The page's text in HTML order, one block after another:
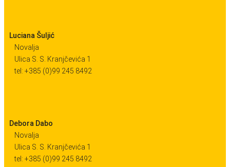
Luciana Šuljić
Novalja
Ulica S. S. Kranjčevića 1
tel: +385 (0)99 245 8492
Debora Dabo
Novalja
Ulica S. S. Kranjčevića 1
tel: +385 (0)99 245 8492